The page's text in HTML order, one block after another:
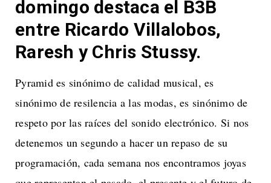
domingo destaca el B3B
entre Ricardo Villalobos,
Raresh y Chris Stussy.
Pyramid es sinónimo de calidad musical, es
sinónimo de resilencia a las modas, es sinónimo de
respeto por las raíces del sonido electrónico. Si nos
detenemos un segundo a hacer un repaso de su
programación, cada semana nos encontramos joyas